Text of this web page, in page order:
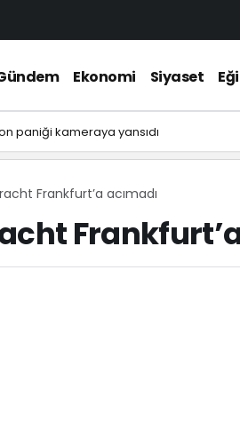
Ekonomi Siyaset
paniği kameraya yansıdı
Frankfurt’a acımadı